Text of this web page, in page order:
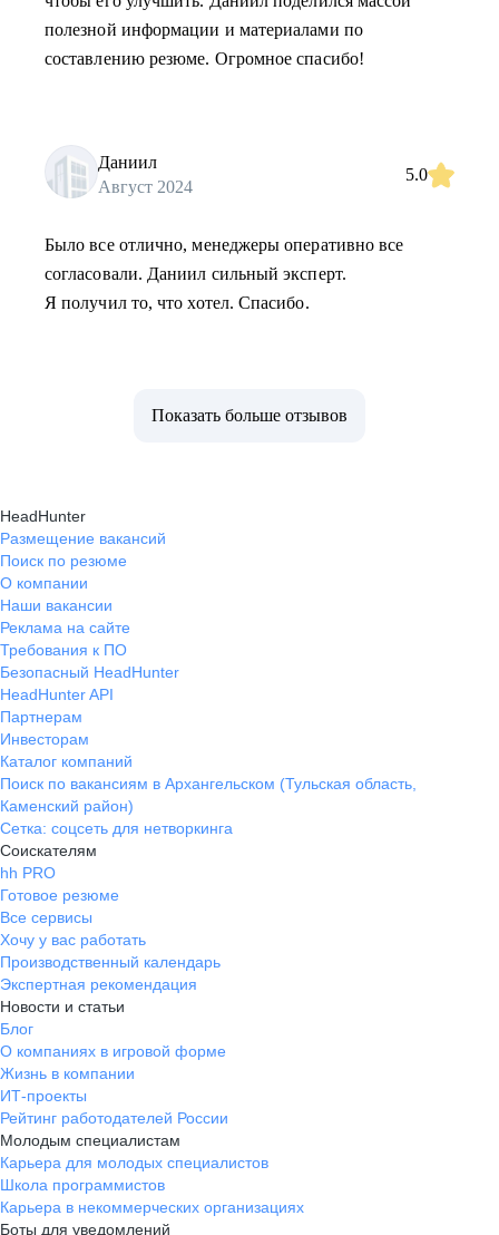
полезной информации и материалами по
составлению резюме. Огромное спасибо!
Даниил
Август 2024
5.0
Было все отлично, менеджеры оперативно все
согласовали. Даниил сильный эксперт.
Я получил то, что хотел. Спасибо.
Показать больше отзывов
HeadHunter
Размещение вакансий
Поиск по резюме
О компании
Наши вакансии
Реклама на сайте
Требования к ПО
Безопасный HeadHunter
HeadHunter API
Партнерам
Инвесторам
Каталог компаний
Поиск по вакансиям в Архангельском (Тульская область,
Каменский район)
Сетка: соцсеть для нетворкинга
Соискателям
hh PRO
Готовое резюме
Все сервисы
Хочу у вас работать
Производственный календарь
Экспертная рекомендация
Новости и статьи
Блог
О компаниях в игровой форме
Жизнь в компании
ИТ-проекты
Рейтинг работодателей России
Молодым специалистам
Карьера для молодых специалистов
Школа программистов
Карьера в некоммерческих организациях
Боты для уведомлений